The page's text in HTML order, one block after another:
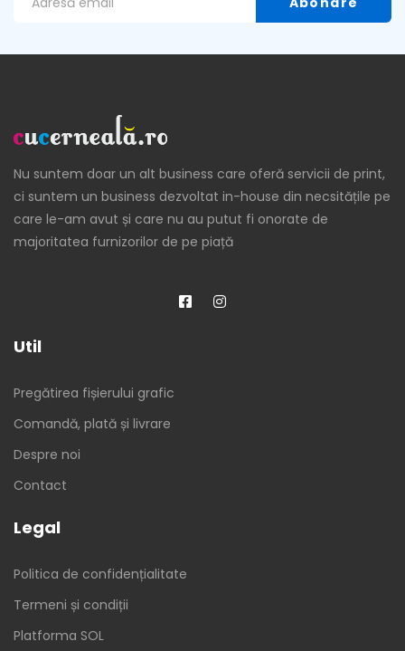
Nu suntem doar un alt business care oferă servicii de print,
ci suntem un business dezvoltat in-house din necsitățile pe
care le-am avut și care nu au putut fi onorate de
majoritatea furnizorilor de pe piață
Util
Pregătirea fișierului grafic
Comandă, plată și livrare
Despre noi
Contact
Legal
Politica de confidențialitate
Termeni și condiții
Platforma SOL